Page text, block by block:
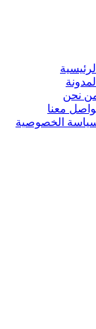
الرئيسية
المدونة
نحن
معنا
الخصوصية